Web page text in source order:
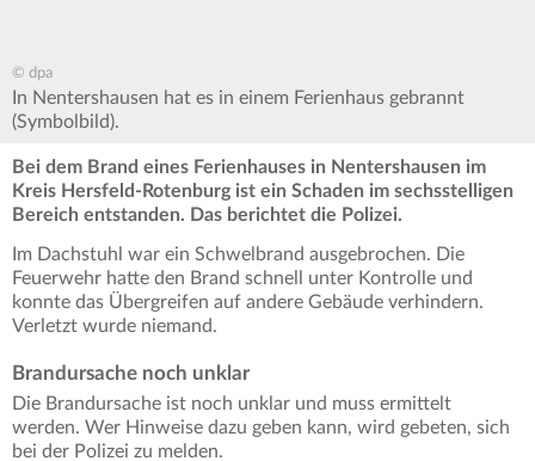
© dpa
In Nentershausen hat es in einem Ferienhaus gebrannt
(Symbolbild).
Bei dem Brand eines Ferienhauses in Nentershausen im
Kreis Hersfeld-Rotenburg ist ein Schaden im sechsstelligen
Bereich entstanden. Das berichtet die Polizei.
Im Dachstuhl war ein Schwelbrand ausgebrochen. Die
Feuerwehr hatte den Brand schnell unter Kontrolle und
konnte das Übergreifen auf andere Gebäude verhindern.
Verletzt wurde niemand.
Brandursache noch unklar
Die Brandursache ist noch unklar und muss ermittelt
werden. Wer Hinweise dazu geben kann, wird gebeten, sich
bei der Polizei zu melden.